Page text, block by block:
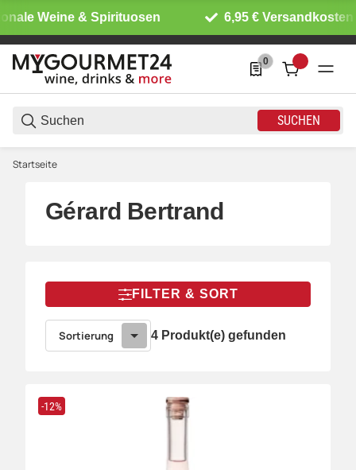
Weine & Spirituosen 6,95 € Versandkosten
SUCHEN
0
0 Produkte in der
Startseite
Gérard Bertrand
FILTER & SORT
Sortierung 4 Produkt(e) gefunden
-12%